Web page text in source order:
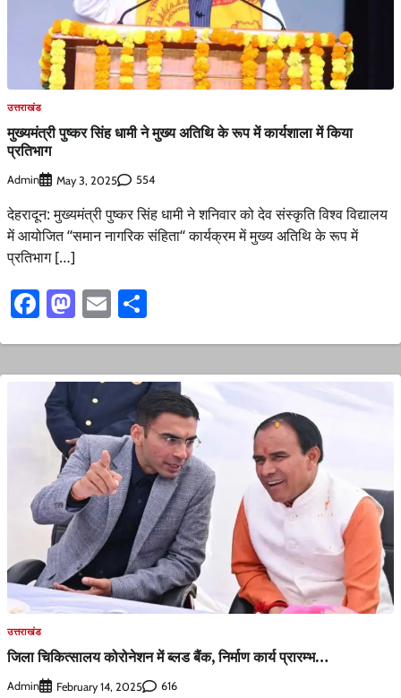
उत्तराखंड
मुख्यमंत्री पुष्कर सिंह धामी ने मुख्य अतिथि के रूप में कार्यशाला में किया
प्रतिभाग
Admin May 3, 2025 554
देहरादून: मुख्यमंत्री पुष्कर सिंह धामी ने शनिवार को देव संस्कृति विश्व विद्यालय
में आयोजित ‘‘समान नागरिक संहिता‘‘ कार्यक्रम में मुख्य अतिथि के रूप में
प्रतिभाग […]
Facebook
Mastodon
Email
उत्तराखंड
जिला चिकित्सालय कोरोनेशन में ब्लड बैंक, निर्माण कार्य प्रारम्भ…
Admin February 14, 2025 616